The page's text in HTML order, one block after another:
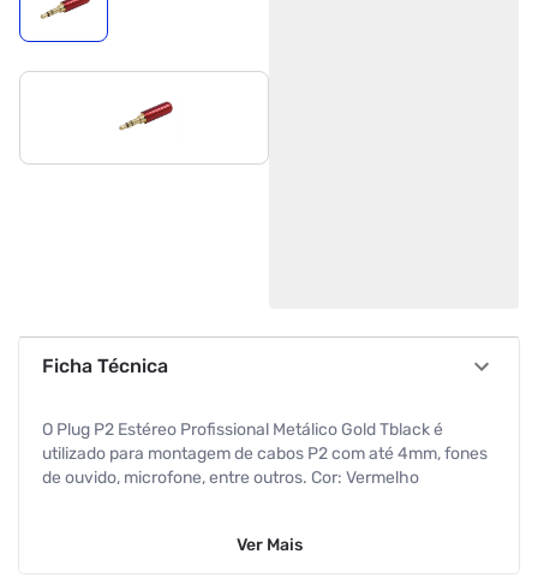
Ficha Técnica
O Plug P2 Estéreo Profissional Metálico Gold Tblack é
utilizado para montagem de cabos P2 com até 4mm, fones
de ouvido, microfone, entre outros. Cor: Vermelho
Ver Mais